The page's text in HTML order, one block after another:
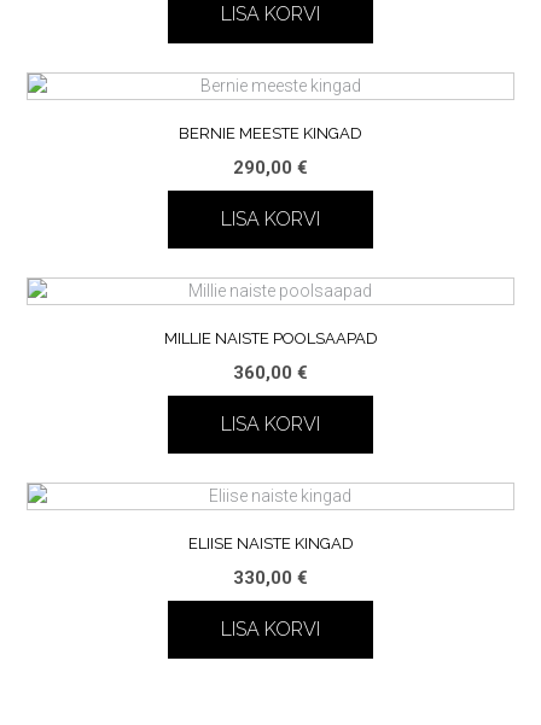
LISA KORVI
BERNIE MEESTE KINGAD
290,00 €
LISA KORVI
MILLIE NAISTE POOLSAAPAD
360,00 €
LISA KORVI
ELIISE NAISTE KINGAD
330,00 €
LISA KORVI